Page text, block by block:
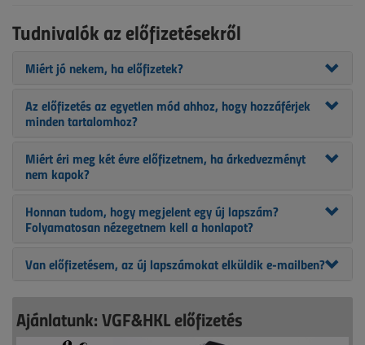
Tudnivalók az előfizetésekről
Miért jó nekem, ha előfizetek?
Az előfizetés az egyetlen mód ahhoz, hogy hozzáférjek
minden tartalomhoz?
Miért éri meg két évre előfizetnem, ha árkedvezményt
nem kapok?
Honnan tudom, hogy megjelent egy új lapszám?
Folyamatosan nézegetnem kell a honlapot?
Van előfizetésem, az új lapszámokat elküldik e-mailben?
Ajánlatunk: VGF&HKL előfizetés